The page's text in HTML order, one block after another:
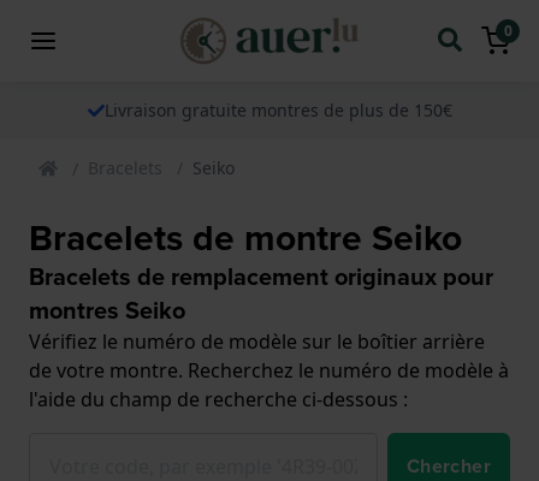
0
Livraison gratuite montres de plus de 150€
Bracelets Seiko
Bracelets de montre Seiko
Bracelets de remplacement originaux pour
montres Seiko
Vérifiez le numéro de modèle sur le boîtier arrière
de votre montre. Recherchez le numéro de modèle à
l'aide du champ de recherche ci-dessous :
Chercher